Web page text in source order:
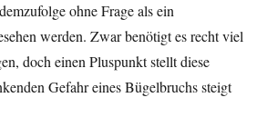
ohne Frage als ein
werden. Zwar benötigt es recht viel
doch einen Pluspunkt stellt diese
Gefahr eines Bügelbruchs steigt